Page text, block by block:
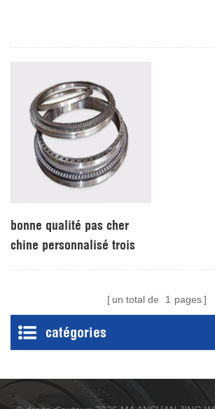
bonne qualité pas cher
chine personnalisé trois
un total de 1 pages
catégories